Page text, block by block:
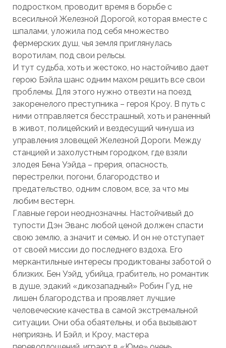
подростком, проводит время в борьбе с
всесильной Железной Дорогой, которая вместе с
шпалами, уложила под себя множество
фермерских душ, чья земля приглянулась
воротилам, под свои рельсы.
И тут судьба, хоть и жестоко, но настойчиво дает
герою Бэйла шанс одним махом решить все свои
проблемы. Для этого нужно отвезти на поезд
закоренелого преступника – героя Кроу. В путь с
ними отправляется бесстрашный, хоть и раненный
в живот, полицейский и вездесущий чинуша из
управления зловещей Железной Дороги. Между
станцией и захолустным городком, где взяли
злодея Бена Уэйда – прерия, опасность,
перестрелки, погони, благородство и
предательство, одним словом, все, за что мы
любим вестерн.
Главные герои неоднозначны. Настойчивый до
тупости Дэн Эванс любой ценой должен спасти
свою землю, а значит и семью. И он не отступает
от своей миссии до последнего вздоха. Его
меркантильные интересы продиктованы заботой о
близких. Бен Уэйд, убийца, грабитель, но романтик
в душе, эдакий «дикозападный» Робин Гуд, не
лишен благородства и проявляет лучшие
человеческие качества в самой экстремальной
ситуации. Они оба обаятельны, и оба вызывают
неприязнь. И Бэйл, и Кроу, мастера